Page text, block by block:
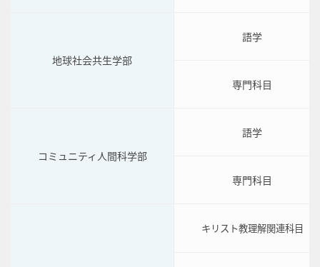
地球社会共生学部
語学
専門科目
コミュニティ人間科学部
語学
専門科目
キリスト教理解関連科目